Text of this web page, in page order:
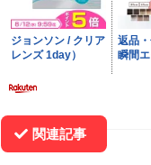
関連記事